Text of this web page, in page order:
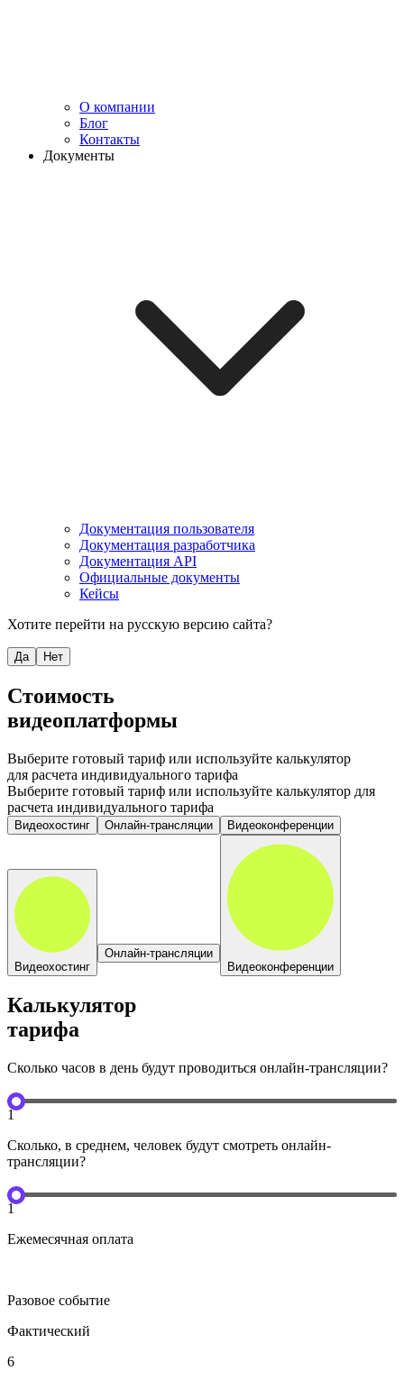
О компании
Блог
Контакты
Документы
Документация пользователя
Документация разработчика
Документация API
Официальные документы
Кейсы
Хотите перейти на русскую версию сайта?
Да Нет
Стоимость
видеоплатформы
Выберите готовый тариф или используйте калькулятор
для расчета индивидуального тарифа
Выберите готовый тариф или используйте калькулятор для
расчета индивидуального тарифа
Видеохостинг Онлайн-трансляции Видеоконференции
Видеохостинг
Онлайн-трансляции
Видеоконференции
Калькулятор
тарифа
Сколько часов в день будут проводиться онлайн-трансляции?
1
Сколько, в среднем, человек будут смотреть онлайн-
трансляции?
1
Ежемесячная оплата
Разовое событие
Фактический
6